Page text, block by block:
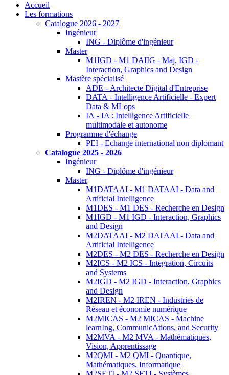
Accueil
Les formations
Catalogue 2026 - 2027
Ingénieur
ING - Diplôme d'ingénieur
Master
M1IGD - M1 DAIIG - Maj. IGD -
Interaction, Graphics and Design
Mastère spécialisé
ADE - Architecte Digital d'Entreprise
DATA - Intelligence Artificielle - Expert
Data & MLops
IA - IA : Intelligence Artificielle
multimodale et autonome
Programme d'échange
PEI - Echange international non diplomant
Catalogue 2025 - 2026
Ingénieur
ING - Diplôme d'ingénieur
Master
M1DATAAI - M1 DATAAI - Data and
Artificial Intelligence
M1DES - M1 DES - Recherche en Design
M1IGD - M1 IGD - Interaction, Graphics
and Design
M2DATAAI - M2 DATAAI - Data and
Artificial Intelligence
M2DES - M2 DES - Recherche en Design
M2ICS - M2 ICS - Integration, Circuits
and Systems
M2IGD - M2 IGD - Interaction, Graphics
and Design
M2IREN - M2 IREN - Industries de
Réseau et économie numérique
M2MICAS - M2 MICAS - Machine
learnIng, CommunicAtions, and Security
M2MVA - M2 MVA - Mathématiques,
Vision, Apprentissage
M2QMI - M2 QMI - Quantique,
Mathématiques, Informatique